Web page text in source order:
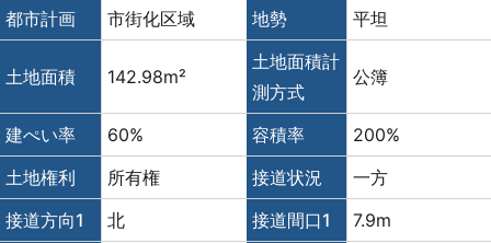
都市計画
市街化区域 地勢 平坦
土地面積 142.98m²
土地面積計
測方式
公簿
建ぺい率 60% 容積率
200%
土地権利
所有権 接道状況
一方
接道方向1
北 接道間口1
7.9m